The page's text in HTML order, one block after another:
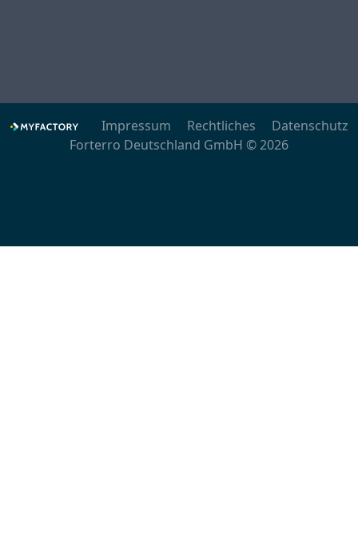
Impressum Rechtliches
Datenschutz
Forterro Deutschland GmbH © 2026